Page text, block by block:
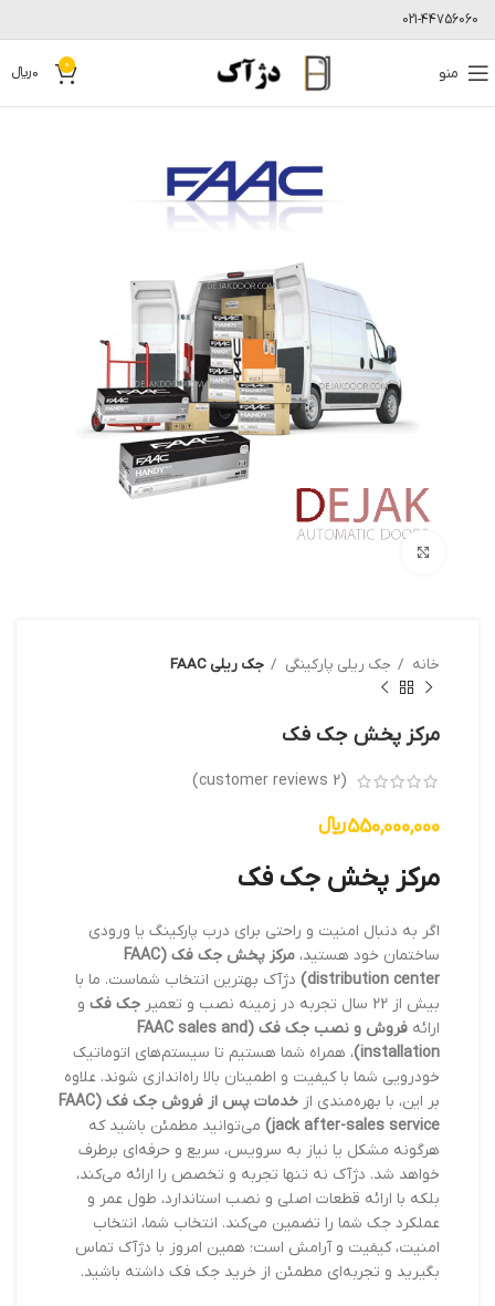
021-44756060
منو 0
0﷼
خانه جک ریلی پارکینگی جک ریلی FAAC
مرکز پخش جک فک
(
2
550,000,000﷼
مرکز پخش جک فک
اگر به دنبال امنیت و راحتی برای درب پارکینگ یا ورودی
ساختمان خود هستید،
مرکز پخش جک فک (FAAC
distribution center) دژآک بهترین انتخاب شماست. ما با
بیش از 22 سال تجربه در زمینه نصب و تعمیر
جک فک و
ارائه
فروش و نصب جک فک (FAAC sales and
installation) ، همراه شما هستیم تا سیستم‌های اتوماتیک
خودرویی شما با کیفیت و اطمینان بالا راه‌اندازی شوند. علاوه
بر این، با بهره‌مندی از
خدمات پس از فروش جک فک (FAAC
jack after-sales service) می‌توانید مطمئن باشید که
هرگونه مشکل یا نیاز به سرویس، سریع و حرفه‌ای برطرف
خواهد شد. دژآک نه تنها تجربه و تخصص را ارائه می‌کند،
بلکه با ارائه قطعات اصلی و نصب استاندارد، طول عمر و
عملکرد جک شما را تضمین می‌کند. انتخاب شما، انتخاب
امنیت، کیفیت و آرامش است؛ همین امروز با دژآک تماس
بگیرید و تجربه‌ای مطمئن از خرید جک فک داشته باشید.